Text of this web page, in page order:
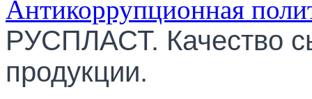
Антикоррупционная
РУСПЛАСТ. Качество
продукции.